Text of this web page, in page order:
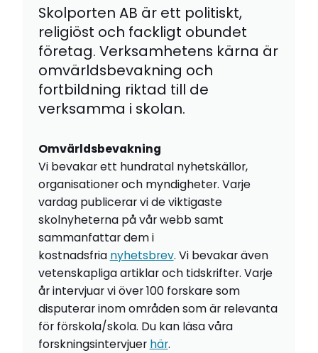
Skolporten AB är ett politiskt,
religiöst och fackligt obundet
företag. Verksamhetens kärna är
omvärldsbevakning och
fortbildning riktad till de
verksamma i skolan.
Omvärldsbevakning
Vi bevakar ett hundratal nyhetskällor,
organisationer och myndigheter. Varje
vardag publicerar vi de viktigaste
skolnyheterna på vår webb samt
sammanfattar dem i
kostnadsfria nyhetsbrev. Vi bevakar även
vetenskapliga artiklar och tidskrifter. Varje
år intervjuar vi över 100 forskare som
disputerar inom områden som är relevanta
för förskola/skola. Du kan läsa våra
forskningsintervjuer här.